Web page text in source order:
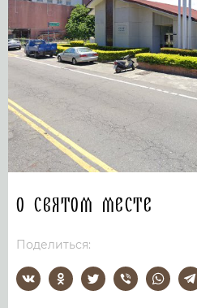
О святом месте
Поделиться: